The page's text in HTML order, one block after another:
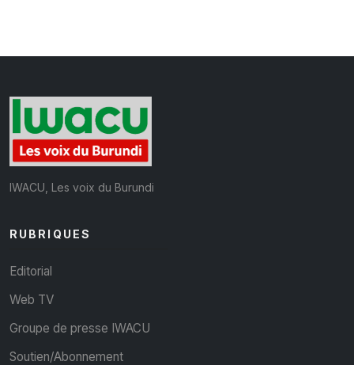
IWACU, Les voix du Burundi
RUBRIQUES
Editorial
Web TV
Groupe de presse IWACU
Soutien/Abonnement